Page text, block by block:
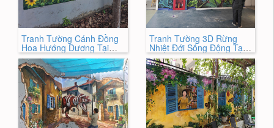
Tranh Tường Cánh Đồng
Hoa Hướng Dương Tại
Biên Hoà - Đồng Nai
Tranh Tường 3D Rừng
Nhiệt Đới Sống Động Tại
Biên Hoà 2026